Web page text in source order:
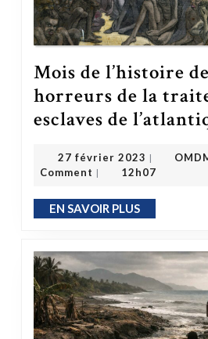
Mois de l’histoire
horreurs de la
esclaves de
27 février 2023 27 février 2023
|
Comment | 12h07
EN SAVOIR PLUSEN SAVOIR PLUS